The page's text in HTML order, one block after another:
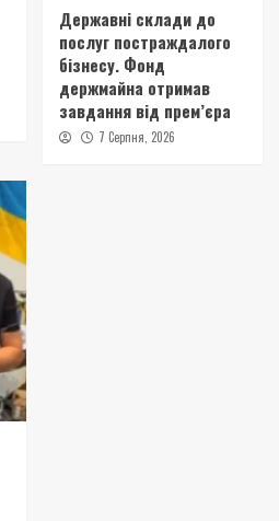
Державні склади до
послуг постраждалого
бізнесу. Фонд
держмайна отримав
завдання від прем’єра
7 Серпня, 2026